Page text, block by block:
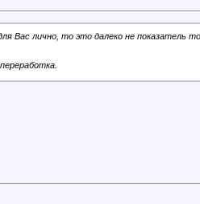
Вас лично, то это далеко не показатель